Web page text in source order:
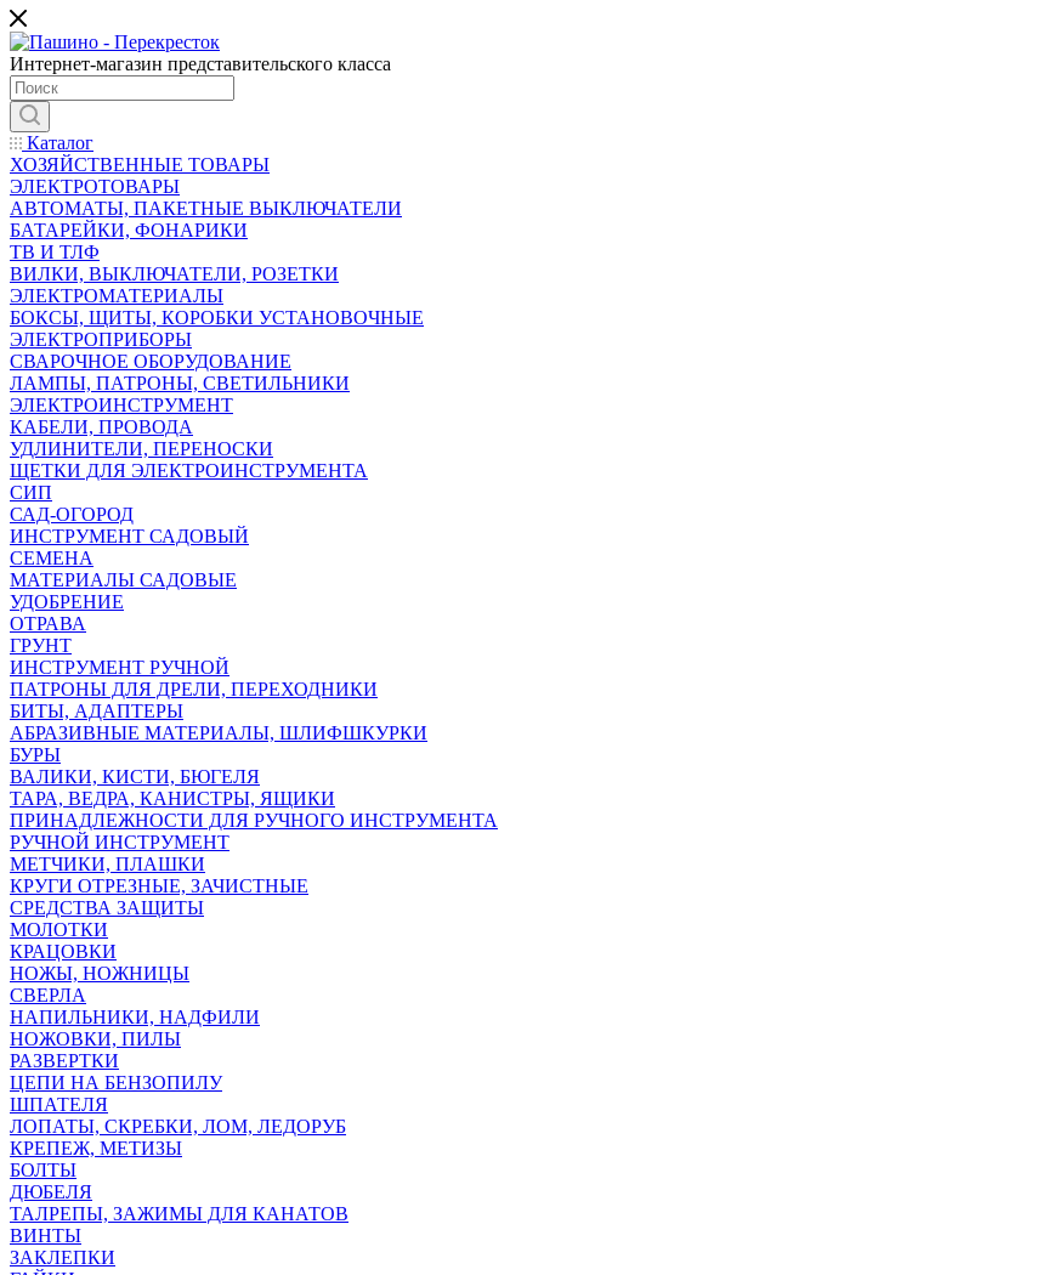
Интернет-магазин представительского класса
Каталог
ХОЗЯЙСТВЕННЫЕ ТОВАРЫ
ЭЛЕКТРОТОВАРЫ
АВТОМАТЫ, ПАКЕТНЫЕ ВЫКЛЮЧАТЕЛИ
БАТАРЕЙКИ, ФОНАРИКИ
ТВ И ТЛФ
ВИЛКИ, ВЫКЛЮЧАТЕЛИ, РОЗЕТКИ
ЭЛЕКТРОМАТЕРИАЛЫ
БОКСЫ, ЩИТЫ, КОРОБКИ УСТАНОВОЧНЫЕ
ЭЛЕКТРОПРИБОРЫ
СВАРОЧНОЕ ОБОРУДОВАНИЕ
ЛАМПЫ, ПАТРОНЫ, СВЕТИЛЬНИКИ
ЭЛЕКТРОИНСТРУМЕНТ
КАБЕЛИ, ПРОВОДА
УДЛИНИТЕЛИ, ПЕРЕНОСКИ
ЩЕТКИ ДЛЯ ЭЛЕКТРОИНСТРУМЕНТА
СИП
САД-ОГОРОД
ИНСТРУМЕНТ САДОВЫЙ
СЕМЕНА
МАТЕРИАЛЫ САДОВЫЕ
УДОБРЕНИЕ
ОТРАВА
ГРУНТ
ИНСТРУМЕНТ РУЧНОЙ
ПАТРОНЫ ДЛЯ ДРЕЛИ, ПЕРЕХОДНИКИ
БИТЫ, АДАПТЕРЫ
АБРАЗИВНЫЕ МАТЕРИАЛЫ, ШЛИФШКУРКИ
БУРЫ
ВАЛИКИ, КИСТИ, БЮГЕЛЯ
ТАРА, ВЕДРА, КАНИСТРЫ, ЯЩИКИ
ПРИНАДЛЕЖНОСТИ ДЛЯ РУЧНОГО ИНСТРУМЕНТА
РУЧНОЙ ИНСТРУМЕНТ
МЕТЧИКИ, ПЛАШКИ
КРУГИ ОТРЕЗНЫЕ, ЗАЧИСТНЫЕ
СРЕДСТВА ЗАЩИТЫ
МОЛОТКИ
КРАЦОВКИ
НОЖЫ, НОЖНИЦЫ
СВЕРЛА
НАПИЛЬНИКИ, НАДФИЛИ
НОЖОВКИ, ПИЛЫ
РАЗВЕРТКИ
ЦЕПИ НА БЕНЗОПИЛУ
ШПАТЕЛЯ
ЛОПАТЫ, СКРЕБКИ, ЛОМ, ЛЕДОРУБ
КРЕПЕЖ, МЕТИЗЫ
БОЛТЫ
ДЮБЕЛЯ
ТАЛРЕПЫ, ЗАЖИМЫ ДЛЯ КАНАТОВ
ВИНТЫ
ЗАКЛЕПКИ